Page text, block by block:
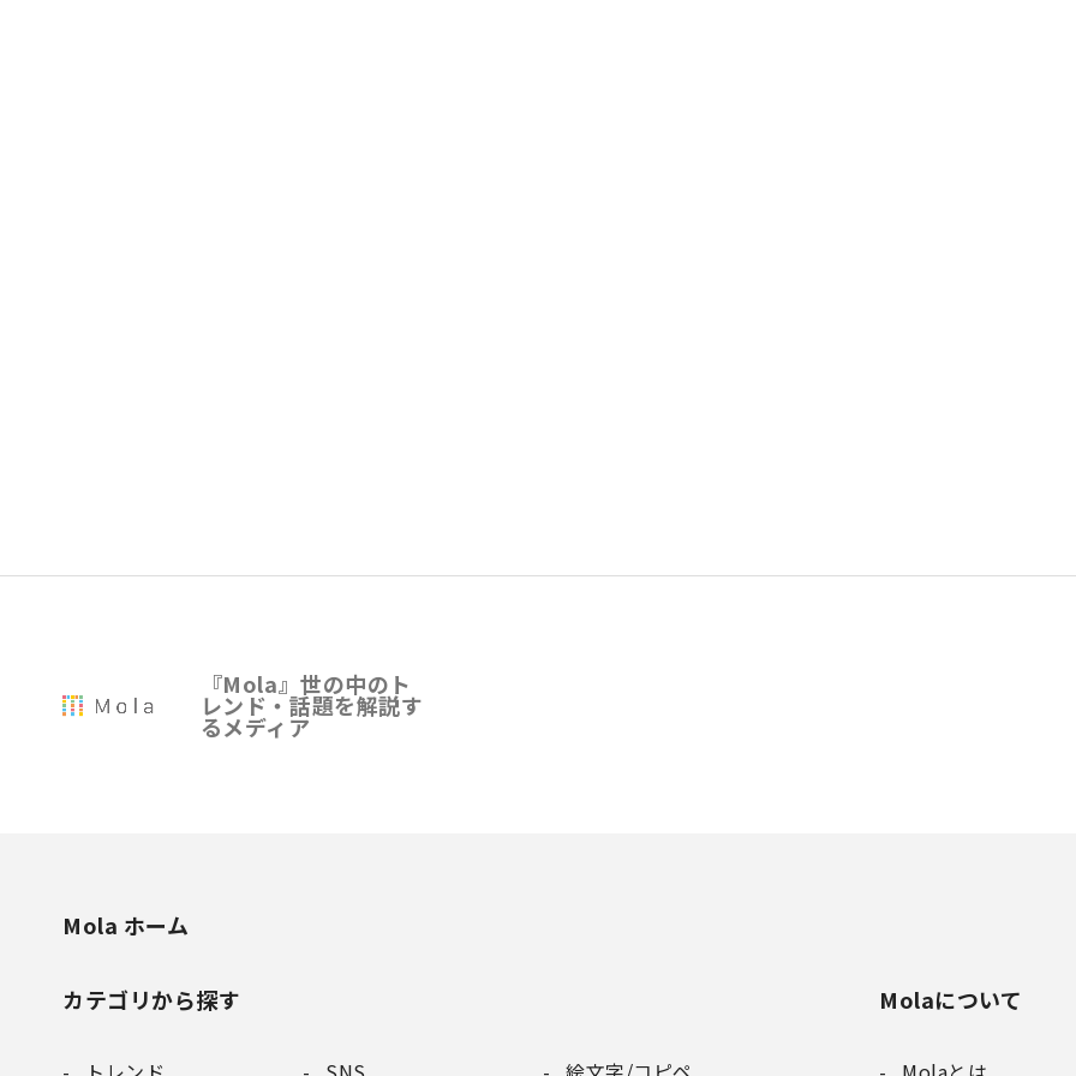
『Mola』世の中のト
レンド・話題を解説す
るメディア
Mola ホーム
カテゴリから探す Molaについて